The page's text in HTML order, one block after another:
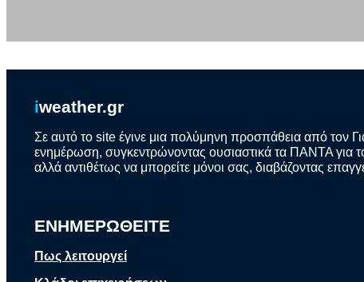
iweather.gr
Σε αυτό το site έγινε μια πολύμηνη προσπάθεια από τον
ενημέρωση, συγκεντρώνοντας ουσιαστικά τα ΠΑΝΤΑ για
αλλά αντιθέτως να μπορείτε μόνοι σας, διαβάζοντας
ΕΝΗΜΕΡΩΘΕΙΤΕ
Πως λειτουργεί